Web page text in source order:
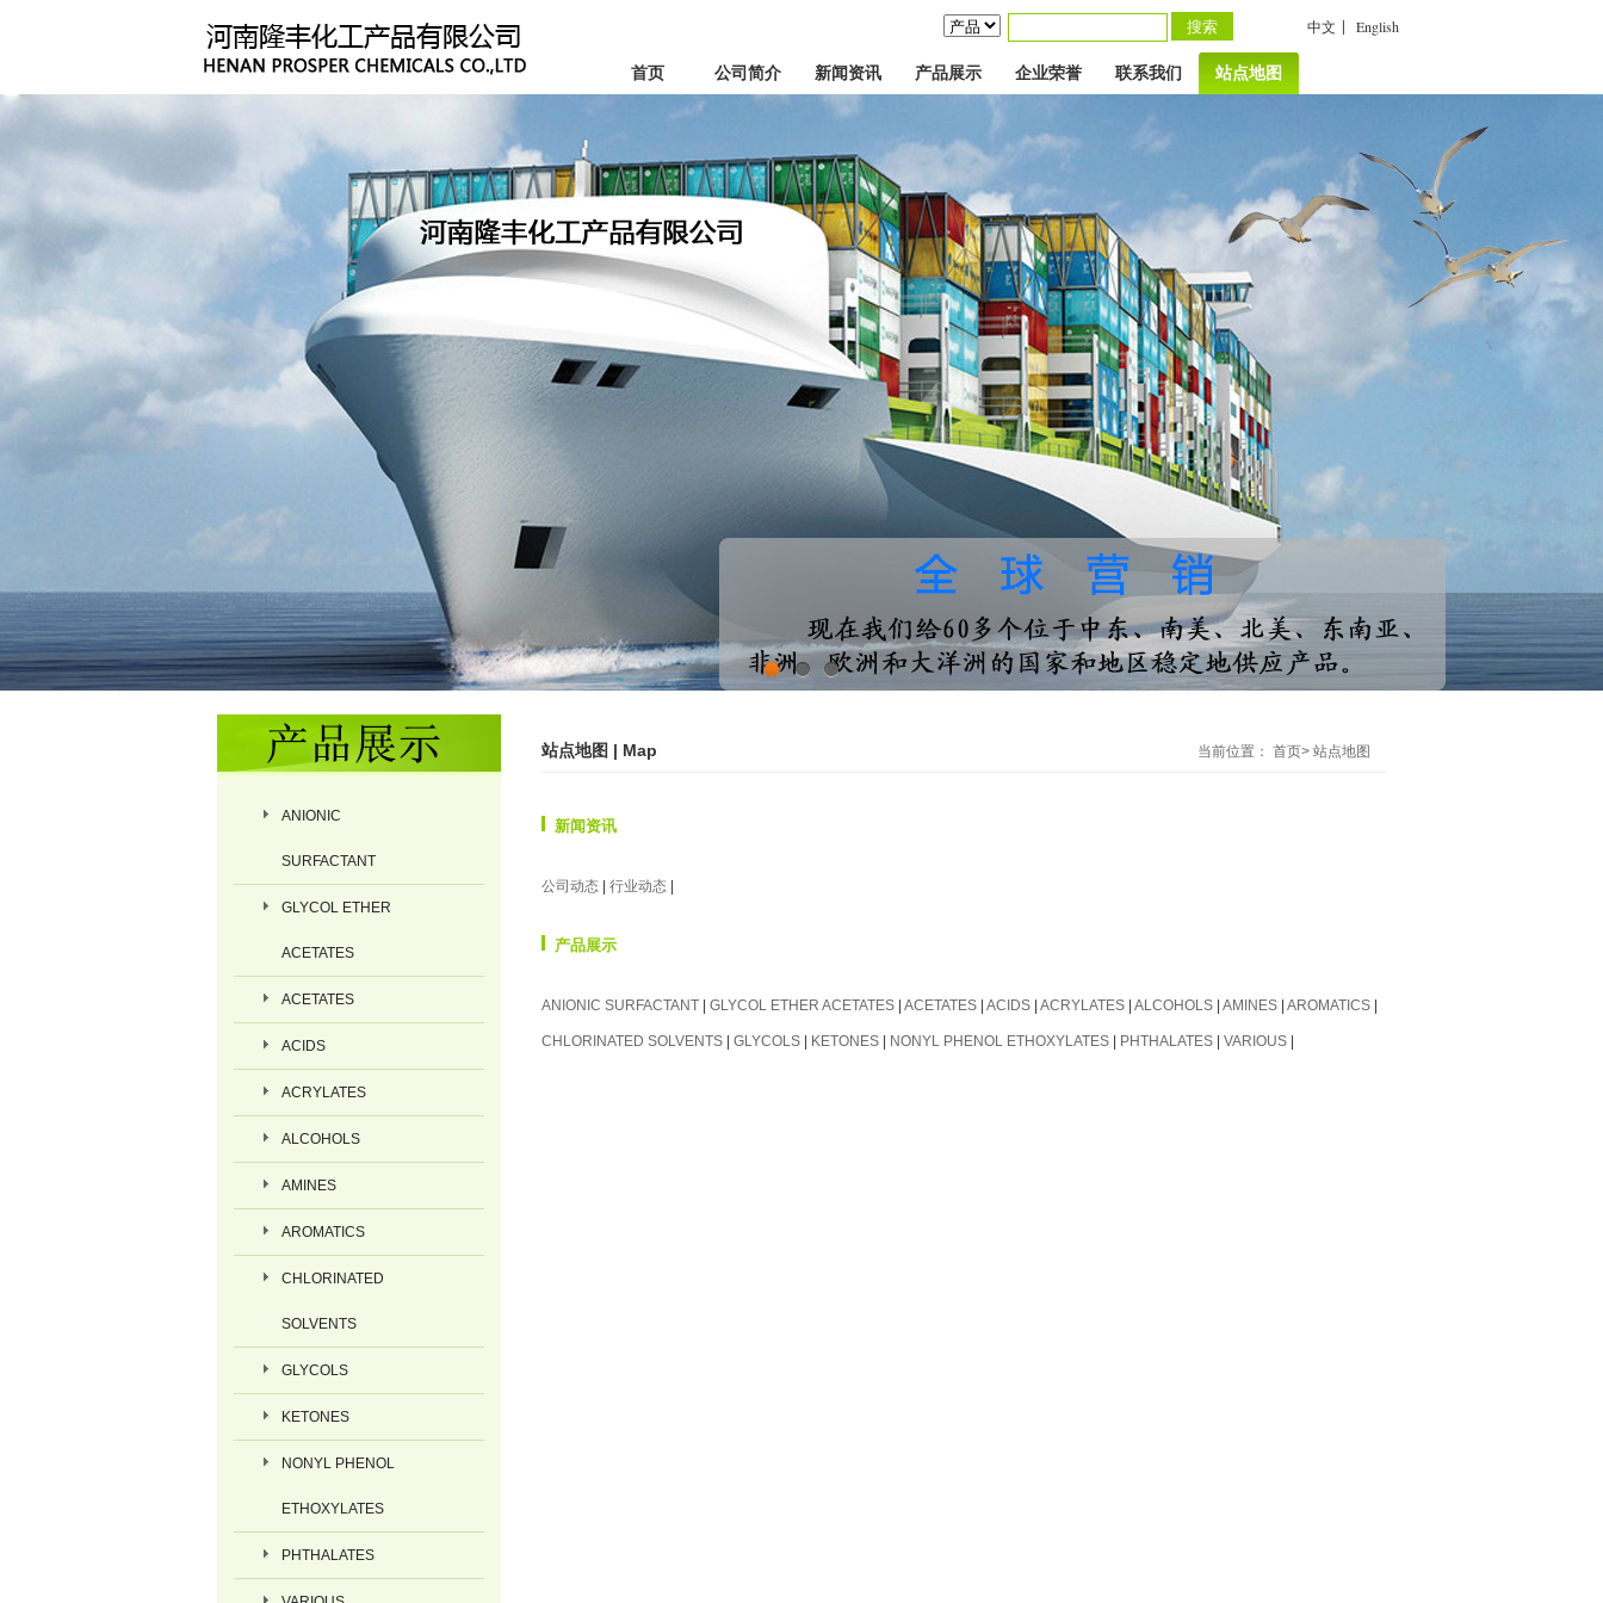
中文 | English
首页 公司简介 新闻资讯 产品展示 企业荣誉 联系我们 站点地图
ANIONIC
SURFACTANT
GLYCOL ETHER
ACETATES
ACETATES
ACIDS
ACRYLATES
ALCOHOLS
AMINES
AROMATICS
CHLORINATED
SOLVENTS
GLYCOLS
KETONES
NONYL PHENOL
ETHOXYLATES
PHTHALATES
站点地图 | Map 当前位置： 首页> 站点地图
新闻资讯
公司动态 行业动态
产品展示
ANIONIC SURFACTANT GLYCOL ETHER ACETATES ACETATES ACIDS ACRYLATES ALCOHOLS AMINES AROMATICS
CHLORINATED SOLVENTS GLYCOLS KETONES NONYL PHENOL ETHOXYLATES PHTHALATES VARIOUS